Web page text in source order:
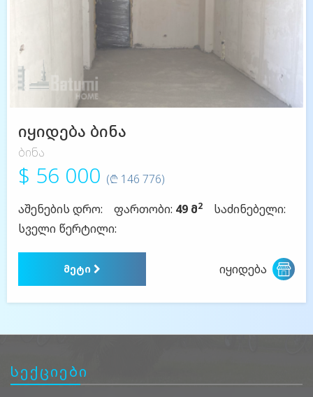
იყიდება ბინა
ბინა
$ 56 000 (₾ 146 776)
აშენების დრო:
ფართობი: 49 მ2
საძინებელი:
სველი წერტილი:
მეტი იყიდება
სექციები